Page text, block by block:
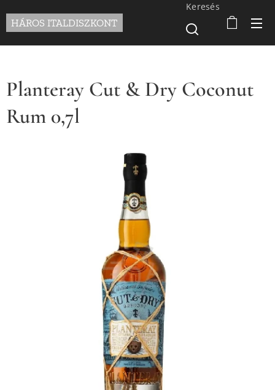
HÁROS ITALDISZKONT
Keresés
Planteray Cut & Dry Coconut
Rum 0,7l